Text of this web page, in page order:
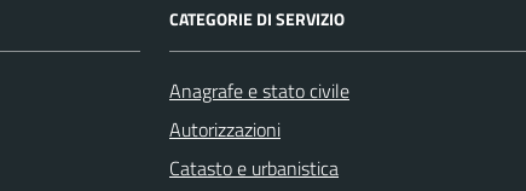
CATEGORIE DI SERVIZIO
Anagrafe e stato civile
Autorizzazioni
Catasto e urbanistica